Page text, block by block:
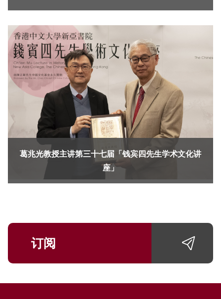
葛兆光教授主讲第三十七届「钱宾四先生学术文化讲
座」
订阅